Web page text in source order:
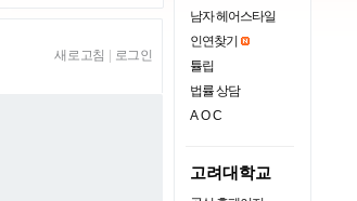
새로고침 로그인
남자 헤어스타일
인연찾기
튤립
법률 상담
AOC
고려대학교